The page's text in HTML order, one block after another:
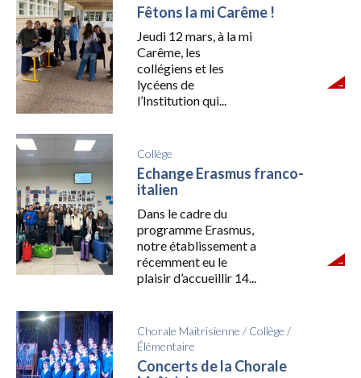
Fêtons la mi Carême !
Jeudi 12 mars, à la mi
Carême, les
collégiens et les
lycéens de
l’Institution qui...
Collège
Echange Erasmus franco-
italien
Dans le cadre du
programme Erasmus,
notre établissement a
récemment eu le
plaisir d’accueillir 14...
Chorale Maitrisienne / Collège /
Élémentaire
Concerts de la Chorale